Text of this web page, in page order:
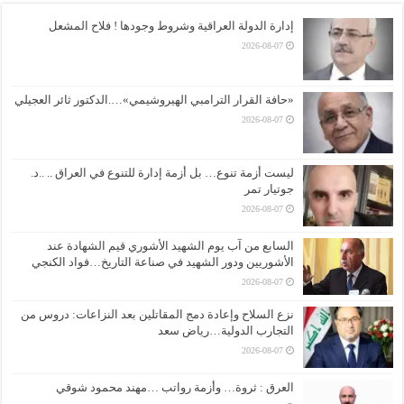
إدارة الدولة العراقية وشروط وجودها ! فلاح المشعل
2026-08-07
«حافة القرار الترامبي الهيروشيمي»….الدكتور ثائر العجيلي
2026-08-07
ليست أزمة تنوع… بل أزمة إدارة للتنوع في العراق .. ..د.
جوتيار تمر
2026-08-07
السابع من آب يوم الشهيد الأشوري قيم الشهادة عند
الأشوريين ودور الشهيد في صناعة التاريخ…فواد الكنجي
2026-08-07
نزع السلاح وإعادة دمج المقاتلين بعد النزاعات: دروس من
التجارب الدولية…رياض سعد
2026-08-07
العرق : ثروة… وأزمة رواتب …مهند محمود شوقي